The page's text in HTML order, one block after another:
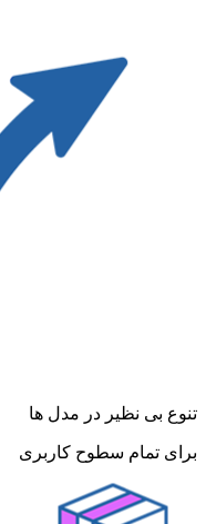
تنوع بی نظیر در مدل ها
برای تمام سطوح کاربری